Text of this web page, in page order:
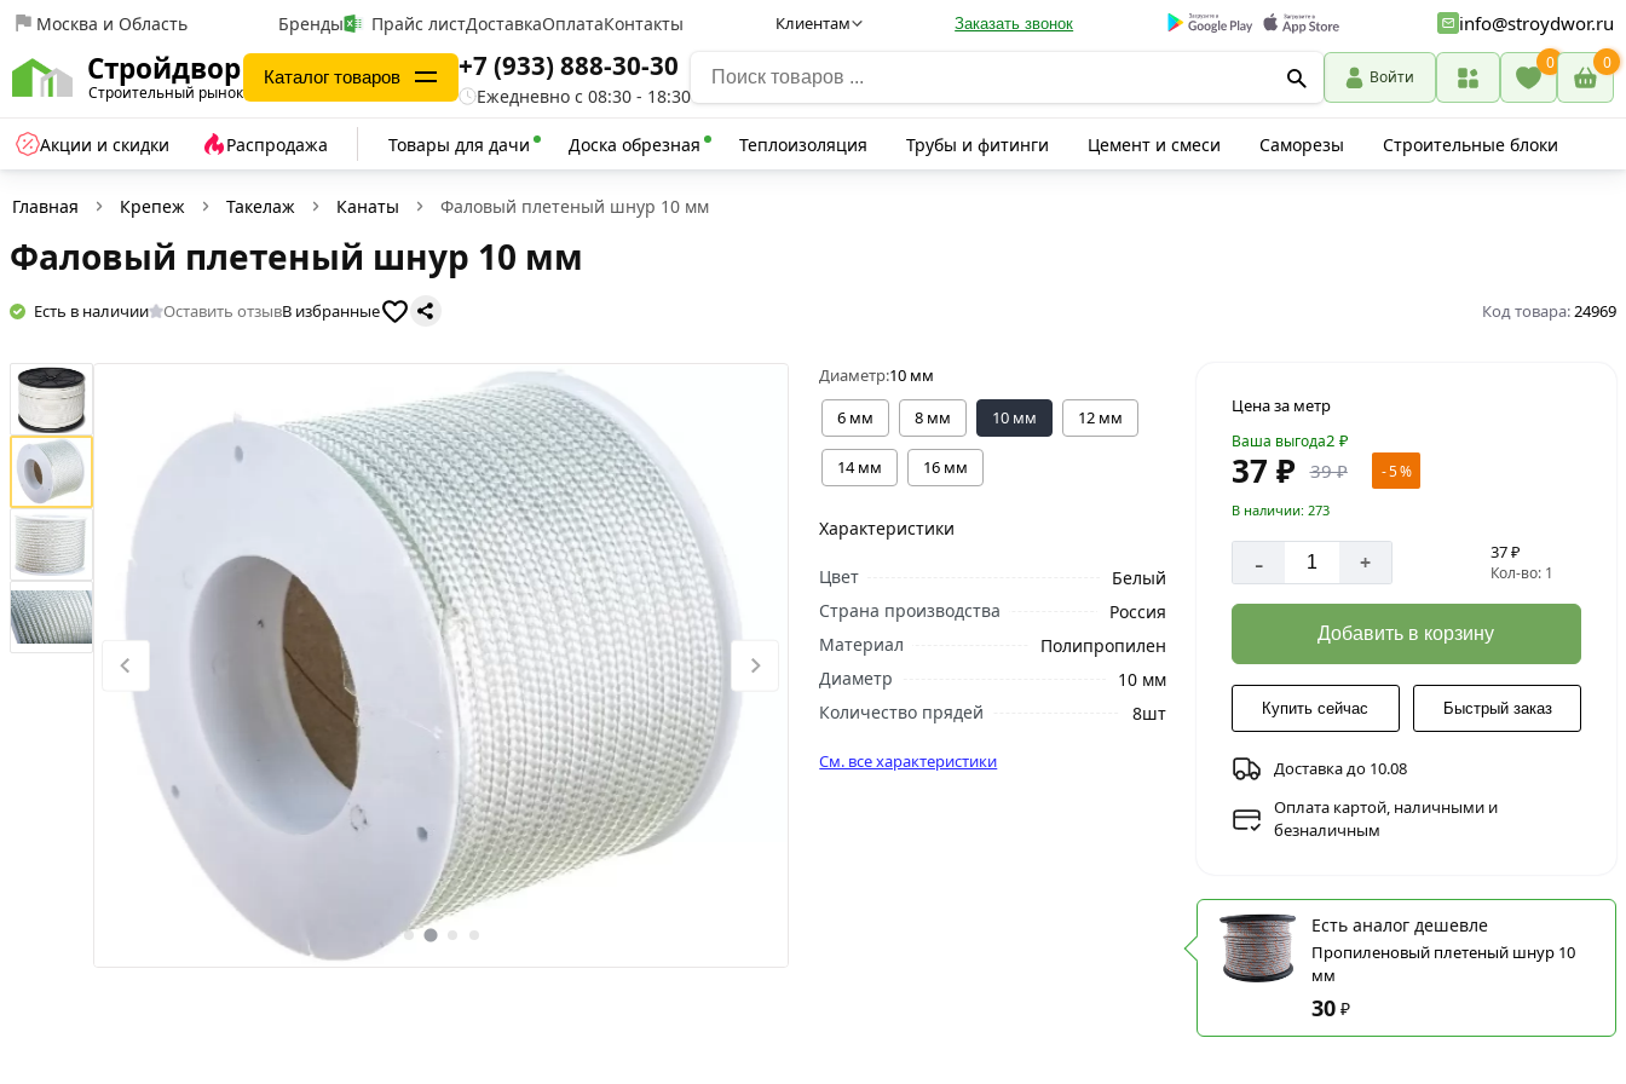
Москва и Область Бренды Прайс листДоставкаОплатаКонтакты Клиентам Заказать звонок info@stroydwor.ru
Стройдвор
Строительный рынок
Каталог товаров +7 (933) 888-30-30
Ежедневно с 08:30 - 18:30
Войти
0 0
Акции и скидки Распродажа Товары для дачи Доска обрезная Теплоизоляция Трубы и фитинги Цемент и смеси Саморезы Строительные блоки
Главная Крепеж Такелаж Канаты Фаловый плетеный шнур 10 мм
Фаловый плетеный шнур 10 мм
Есть в наличии Оставить отзывВ избранные Код товара:24969
Диаметр:10 мм
6 мм
8 мм 10 мм 12 мм
14 мм 16 мм
Характеристики
Цвет
Белый
Страна производства
Россия
Материал
Полипропилен
Диаметр
10 мм
Количество прядей
8шт
См. все характеристики
Цена за метр
Ваша выгода2 ₽
37 ₽ 39 ₽ - 5 %
В наличии: 273
- + 37 ₽
Кол-во: 1
Добавить в корзину
Купить сейчас Быстрый заказ
Доставка до 10.08
Оплата картой, наличными и
безналичным
Есть аналог дешевле
Пропиленовый плетеный шнур 10
мм
30 ₽